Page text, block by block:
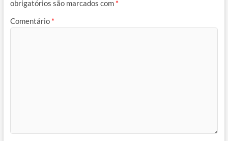
obrigatórios são marcados com *
Comentário *